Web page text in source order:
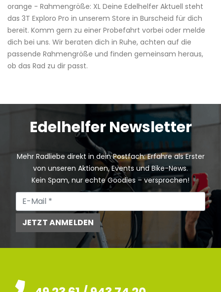
orange - Rahmengröße: XL Deine Edelhelfer Aktuell steht
das 3T Exploro Pro in unserem Store in Burscheid für dich
bereit. Komm gern zu einer Probefahrt vorbei oder melde
dich bei uns. Wir beraten dich in Ruhe, achten auf die
passende Rahmengröße und finden gemeinsam heraus,
ob das Rad zu dir passt.
Edelhelfer Newsletter
Mehr Radliebe direkt in dein Postfach: Erfahre als Erster
von unseren Aktionen, Events und Bike-News.
Kein Spam, nur echte Goodies – versprochen!
JETZT ANMELDEN